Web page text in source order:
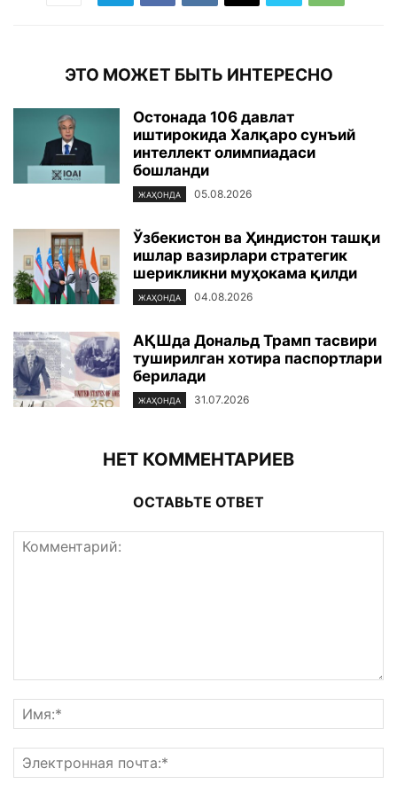
ЭТО МОЖЕТ БЫТЬ ИНТЕРЕСНО
Остонада 106 давлат
иштирокида Халқаро сунъий
интеллект олимпиадаси
бошланди
ЖАҲОНДА 05.08.2026
Ўзбекистон ва Ҳиндистон ташқи
ишлар вазирлари стратегик
шерикликни муҳокама қилди
ЖАҲОНДА 04.08.2026
АҚШда Дональд Трамп тасвири
туширилган хотира паспортлари
берилади
ЖАҲОНДА 31.07.2026
НЕТ КОММЕНТАРИЕВ
ОСТАВЬТЕ ОТВЕТ